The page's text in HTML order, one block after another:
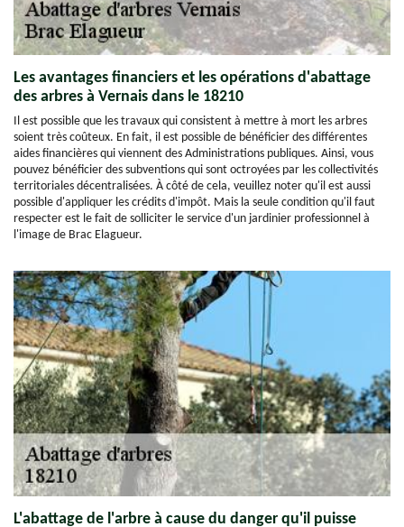
Les avantages financiers et les opérations d'abattage
des arbres à Vernais dans le 18210
Il est possible que les travaux qui consistent à mettre à mort les arbres
soient très coûteux. En fait, il est possible de bénéficier des différentes
aides financières qui viennent des Administrations publiques. Ainsi, vous
pouvez bénéficier des subventions qui sont octroyées par les collectivités
territoriales décentralisées. À côté de cela, veuillez noter qu'il est aussi
possible d'appliquer les crédits d'impôt. Mais la seule condition qu'il faut
respecter est le fait de solliciter le service d'un jardinier professionnel à
l'image de Brac Elagueur.
L'abattage de l'arbre à cause du danger qu'il puisse